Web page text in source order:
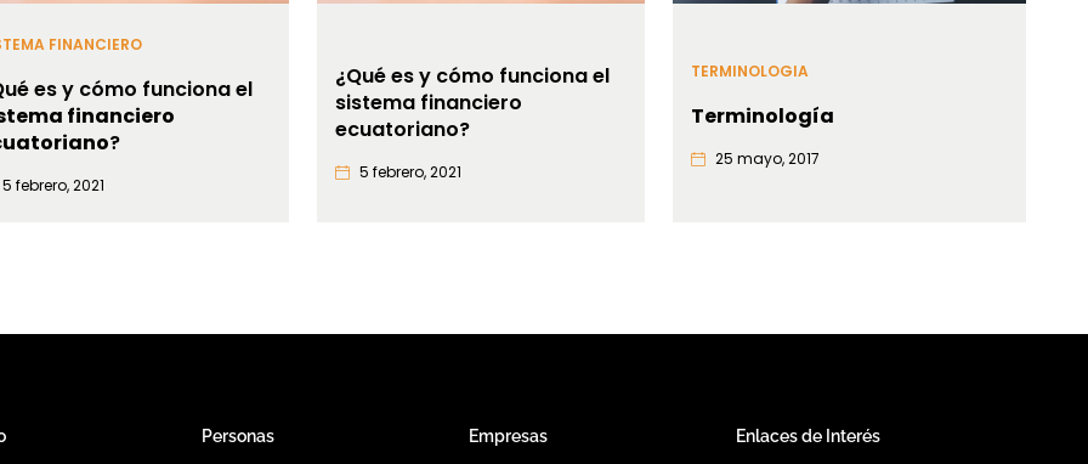
FINANCIERO
es y cómo funciona el
financiero
?
5 febrero, 2021
¿Qué es y cómo funciona el
sistema financiero
ecuatoriano?
5 febrero, 2021
TERMINOLOGIA
Terminología
25 mayo, 2017
Personas Empresas Enlaces de Interés